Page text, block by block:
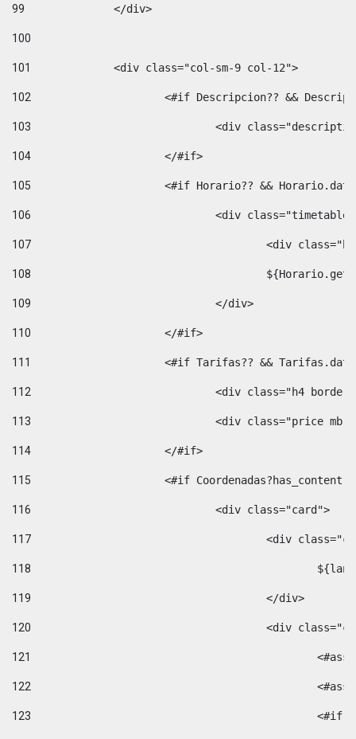
99
100
101
102
<#if Descripcion?? &&
103
<div
104
			</#if>
105
<#if Horario?? &&
106
<div
107
<div
108
109
				</div>
110
			</#if>
111
<#if Tarifas?? &&
112
<div class="h4
113
<div class="price
114
			</#if>
115
<#if
116
				<div class="card">
117
<div
118
119
					</div>
120
<div
121
122
123